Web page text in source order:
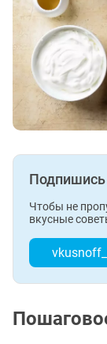
Подпишись
Чтобы не
вкусные